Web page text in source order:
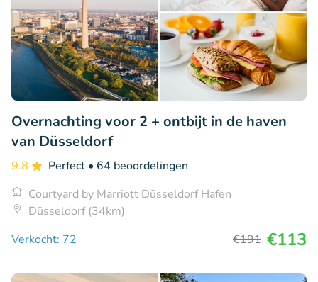
Overnachting voor 2 + ontbijt in de haven
van Düsseldorf
9.8 Perfect • 64 beoordelingen
Courtyard by Marriott Düsseldorf Hafen
Düsseldorf (34km)
Verkocht: 72
€191 €113